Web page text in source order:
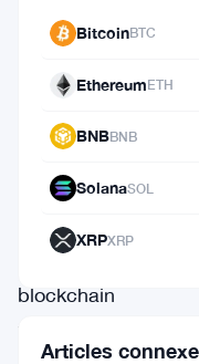
projet
continue
développer
plateforme
blockchain
BitcoinBTC
EthereumETH
BNBBNB
SolanaSOL
XRPXRP
Articles